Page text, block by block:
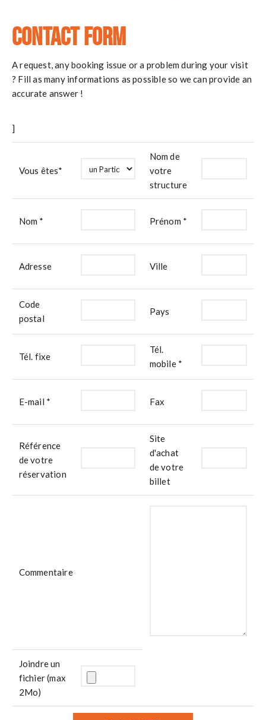
a
i
o
Contact Form
A request, any booking issue or a problem during your visit
? Fill as many informations as possible so we can provide an
accurate answer !
]
Vous êtes*
Nom de
votre
structure
Nom * Prénom *
Adresse Ville
Code
postal
Pays
Tél. fixe
Tél.
mobile *
E-mail * Fax
Référence
de votre
réservation
Site
d'achat
de votre
billet
Commentaire
Joindre un
fichier (max
2Mo)